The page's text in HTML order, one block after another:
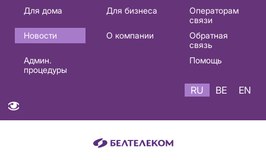
Основная
навигация
RU
Для дома Для бизнеса
Операторам
связи
Новости
О компании
Обратная
связь
Админ.
процедуры
Помощь
RU BE EN